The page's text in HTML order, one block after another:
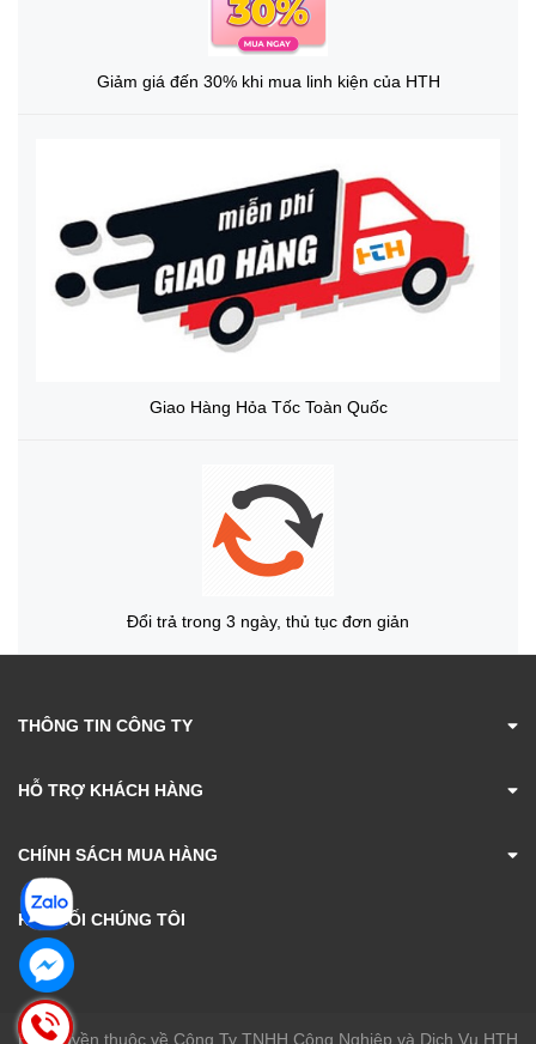
Giảm giá đến 30% khi mua linh kiện của HTH
Giao Hàng Hỏa Tốc Toàn Quốc
Đổi trả trong 3 ngày, thủ tục đơn giản
THÔNG TIN CÔNG TY
HỖ TRỢ KHÁCH HÀNG
CHÍNH SÁCH MUA HÀNG
KẾT NỐI CHÚNG TÔI
Bản quyền thuộc về Công Ty TNHH Công Nghiệp và Dịch Vụ HTH